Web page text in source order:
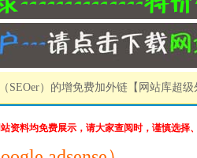
SEOer）的增免费加外链 【网站库超
资料均免费展示，请大家查阅时，谨慎选择